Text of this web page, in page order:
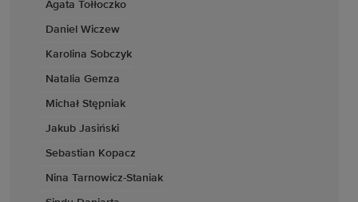
Agata Tołłoczko
Daniel Wiczew
Karolina Sobczyk
Natalia Gemza
Michał Stępniak
Jakub Jasiński
Sebastian Kopacz
Nina Tarnowicz-Staniak